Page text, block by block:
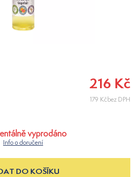
216 Kč
179 Kčbez DPH
vyprodáno
Info o doručení
DO KOŠÍKU